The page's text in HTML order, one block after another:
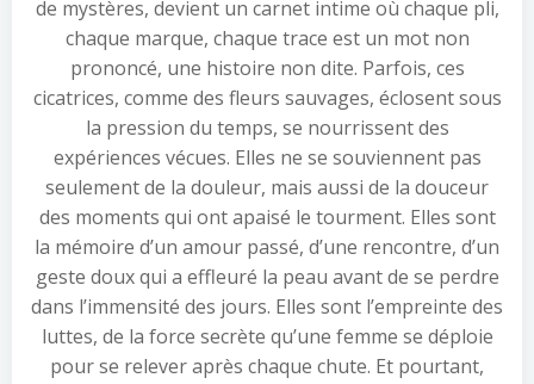
de mystères, devient un carnet intime où chaque pli,
chaque marque, chaque trace est un mot non
prononcé, une histoire non dite. Parfois, ces
cicatrices, comme des fleurs sauvages, éclosent sous
la pression du temps, se nourrissent des
expériences vécues. Elles ne se souviennent pas
seulement de la douleur, mais aussi de la douceur
des moments qui ont apaisé le tourment. Elles sont
la mémoire d’un amour passé, d’une rencontre, d’un
geste doux qui a effleuré la peau avant de se perdre
dans l’immensité des jours. Elles sont l’empreinte des
luttes, de la force secrète qu’une femme se déploie
pour se relever après chaque chute. Et pourtant,